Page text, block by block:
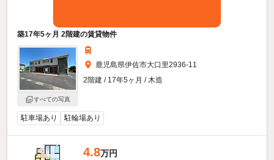
築17年5ヶ月 2階建の賃貸物件
すべての写真
鹿児島県伊佐市大口里2936-11
2階建 / 17年5ヶ月 / 木造
駐車場あり 駐輪場あり
4.8万円